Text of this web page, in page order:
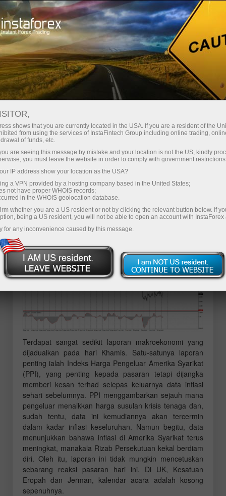
Untuk Pedagang Analisis Forex
Ulasan Analisis
Fundamental analysis
11.06.2026 06:35 AM
Apakah yang Perlu Diperhatikan pada
11 Jun? Analisis Acara Asas untuk
Pedagang Baharu
Analisis Laporan
Makroekonomi:
Terdapat sangat sedikit laporan makroekonomi yang
dijadualkan pada hari Khamis. Satu-satunya laporan
penting ialah Indeks Harga Pengeluar Amerika Syarikat
(PPI), yang penting kepada pasaran tetapi dijangka
memberi kesan terhad selepas keluarnya data inflasi
sehari sebelumnya. PPI menggambarkan sejauh mana
pengeluar menaikkan harga susulan krisis tenaga dan,
sudah tentu, data ini kemudiannya akan tercermin
dalam kadar inflasi keseluruhan. Namun begitu, data
menunjukkan bahawa inflasi di Amerika Syarikat terus
meningkat, manakala Rizab Persekutuan kekal berdiam
diri. Oleh itu, laporan ini tidak mungkin mencetuskan
sebarang reaksi pasaran hari ini. Di UK, Kesatuan
Eropah dan Jerman, kalendar acara adalah kosong
sepenuhnya.
shows that you are currently located in the USA. If you are a resident of the
from using the services of InstaFintech Group including online trading,
of funds, etc.
are seeing this message by mistake and your location is not the US, kindly
you must leave the website in order to comply with government
IP address show your location as the USA?
a VPN provided by a hosting company based in the United States;
not have proper WHOIS records;
in the WHOIS geolocation database.
whether you are a US resident or not by clicking the relevant button below. If
being a US resident, you will not be able to open an account with InstaForex
for any inconvenience caused by this message.